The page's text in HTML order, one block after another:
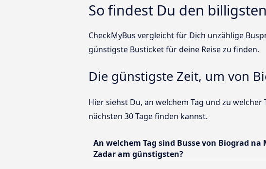
So findest Du den
CheckMyBus vergleicht für Dich unzählige
günstigste Busticket für deine Reise zu finden.
Die günstigste Zeit, um von
Hier siehst Du, an welchem Tag und zu
nächsten 30 Tage finden kannst.
An welchem Tag sind Busse von Biograd na
Zadar am günstigsten?